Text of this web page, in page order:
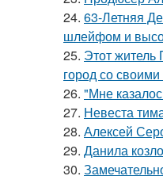
24. 63-Летняя
шлейфом и
25. Этот
город со
26. "Мне
27. Невеста
28. Алексей
29. Данила
30.